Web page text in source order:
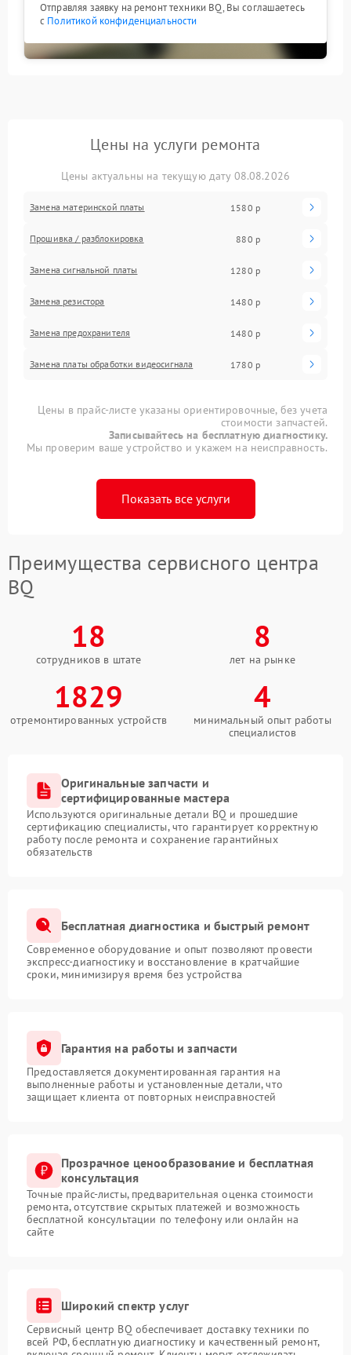
Отправляя заявку на ремонт техники BQ, Вы соглашаетесь
с Политикой конфиденциальности
Цены на услуги ремонта
Цены актуальны на текущую дату 08.08.2026
Замена материнской платы 1580 р
Прошивка / разблокировка 880 р
Замена сигнальной платы 1280 р
Замена резистора 1480 р
Замена предохранителя 1480 р
Замена платы обработки видеосигнала 1780 р
Цены в прайс-листе указаны ориентировочные, без учета
стоимости запчастей.
Записывайтесь на бесплатную диагностику.
Мы проверим ваше устройство и укажем на неисправность.
Показать все услуги
Преимущества сервисного центра
BQ
18
сотрудников в штате
8
лет на рынке
1829
отремонтированных устройств
4
минимальный опыт работы
специалистов
Оригинальные запчасти и
сертифицированные мастера
Используются оригинальные детали BQ и прошедшие
сертификацию специалисты, что гарантирует корректную
работу после ремонта и сохранение гарантийных
обязательств
Бесплатная диагностика и быстрый ремонт
Современное оборудование и опыт позволяют провести
экспресс-диагностику и восстановление в кратчайшие
сроки, минимизируя время без устройства
Гарантия на работы и запчасти
Предоставляется документированная гарантия на
выполненные работы и установленные детали, что
защищает клиента от повторных неисправностей
Прозрачное ценообразование и бесплатная
консультация
Точные прайс-листы, предварительная оценка стоимости
ремонта, отсутствие скрытых платежей и возможность
бесплатной консультации по телефону или онлайн на
сайте
Широкий спектр услуг
Сервисный центр BQ обеспечивает доставку техники по
всей РФ, бесплатную диагностику и качественный ремонт,